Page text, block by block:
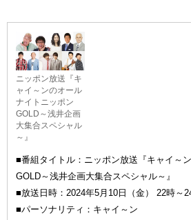
ニッポン放送『キ
ャイ～ンのオール
ナイトニッポン
GOLD～浅井企画
大集合スペシャル
～』
■番組タイトル：ニッポン放送『キャイ～
GOLD～浅井企画大集合スペシャル～』
■放送日時：2024年5月10日（金） 22時～
■パーソナリティ：キャイ～ン